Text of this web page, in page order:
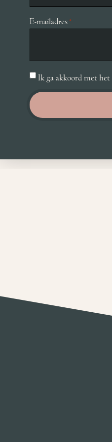
E-mailadres *
Toestemming
Ik ga akkoord met het